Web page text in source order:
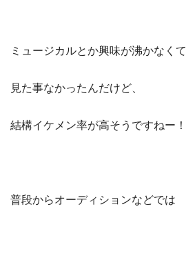
ミュージカルとか興味が沸かなくて
見た事なかったんだけど、
結構イケメン率が高そうですねー！
普段からオーディションなどでは